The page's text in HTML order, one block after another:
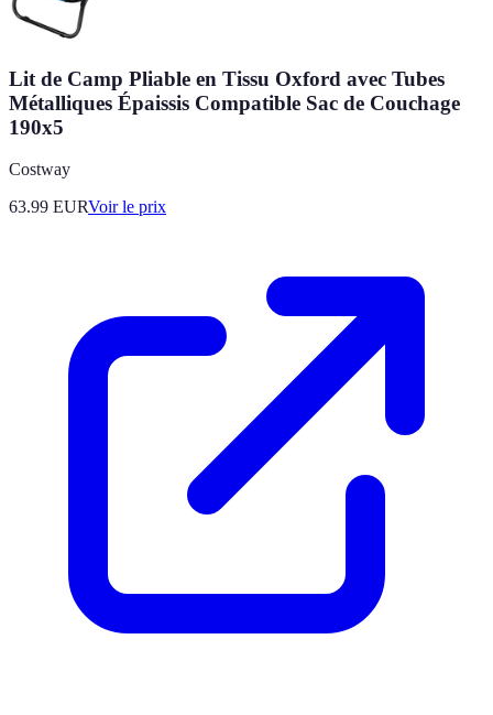
Lit de Camp Pliable en Tissu Oxford avec Tubes
Métalliques Épaissis Compatible Sac de Couchage
190x5
Costway
63.99 EURVoir le prix